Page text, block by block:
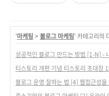
'마케팅 > 블로그 마케팅' 카테고리의
티스토리 개편 기념 티스토리 초대장